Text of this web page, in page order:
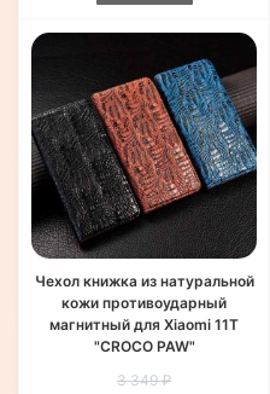
Чехол книжка из натуральной
кожи противоударный
магнитный для Xiaomi 11T
"CROCO PAW"
3 349 ₽